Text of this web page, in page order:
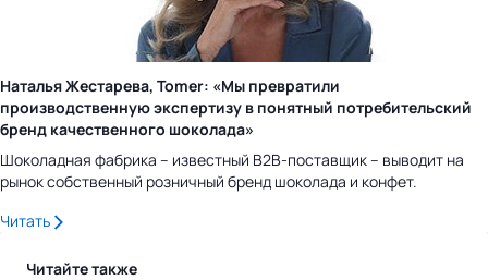
Наталья Жестарева, Tomer: «Мы превратили
производственную экспертизу в понятный потребительский
бренд качественного шоколада»
Шоколадная фабрика – известный B2B-поставщик – выводит на
рынок собственный розничный бренд шоколада и конфет.
Читать
Читайте также